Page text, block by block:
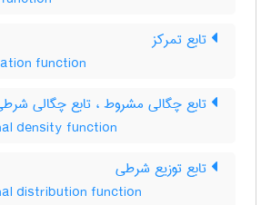
تابع تمرکز
function
تابع چگالی مشروط ، تابع چگالی
density function
تابع توزیع شرطی
distribution function